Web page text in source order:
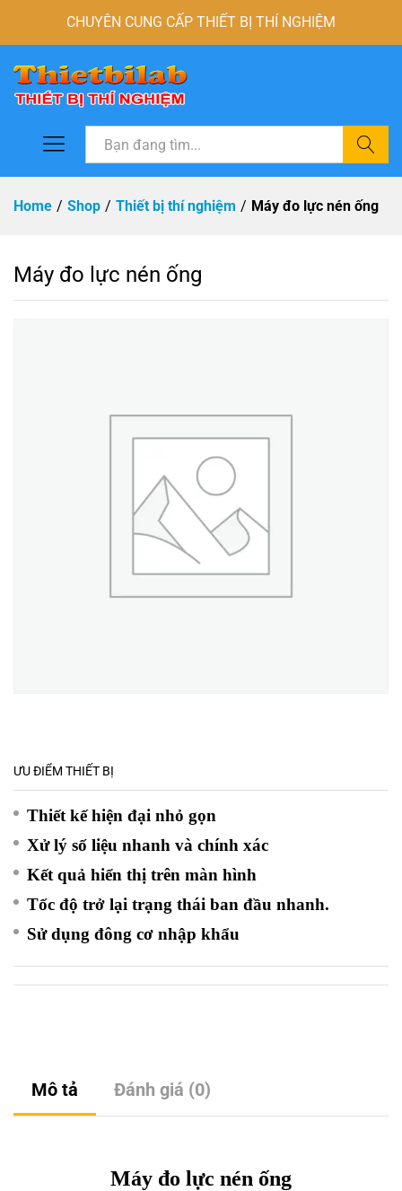
CHUYÊN CUNG CẤP THIẾT BỊ THÍ NGHIỆM
Tìm
Home / Shop / Thiết bị thí nghiệm / Máy đo lực nén ống
Máy đo lực nén ống
ƯU ĐIỂM THIẾT BỊ
Thiết kế hiện đại nhỏ gọn
Xử lý số liệu nhanh và chính xác
Kết quả hiển thị trên màn hình
Tốc độ trở lại trạng thái ban đầu nhanh.
Sử dụng đông cơ nhập khẩu
Mô tả Đánh giá (0)
Máy đo lực nén ống